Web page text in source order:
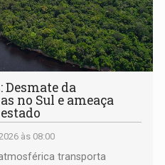
Desmate da
no Sul e ameaça
às 08:00
transporta